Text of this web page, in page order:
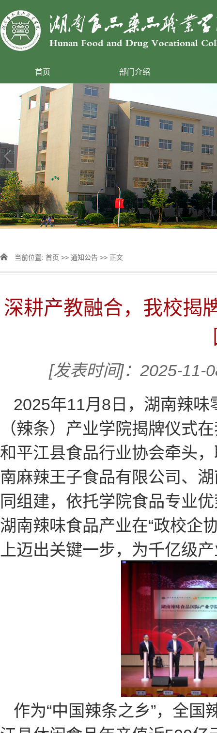
首页 部门介绍
当前位置: 首页 >> 通知公告 >> 正文
深耕产教融合，我校揭
[发表时间]：2025-11-
2025年11月8日，湖南辣
（辣条）产业学院揭牌仪式
和平江县食品行业协会牵头
南麻辣王子食品有限公司、
同组建，依托学院食品专业
湖南辣味食品产业在“政校企
上迈出关键一步，为千亿级
作为“中国辣条之乡”，全